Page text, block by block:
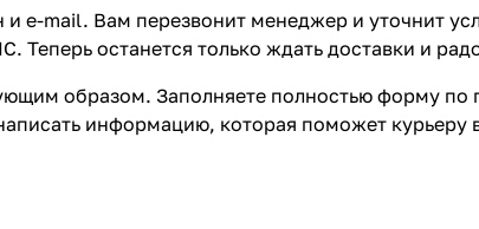
mail. Вам перезвонит менеджер и уточнит
останется только ждать доставки и
образом. Заполняете полностью форму по
информацию, которая поможет